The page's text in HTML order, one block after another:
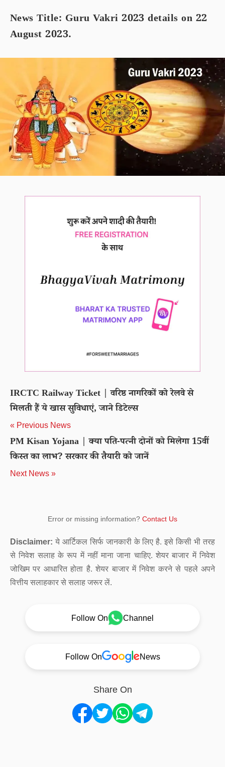
News Title: Guru Vakri 2023 details on 22
August 2023.
IRCTC Railway Ticket | वरिष्ठ नागरिकों को रेलवे से
मिलती हैं ये खास सुविधाएं, जाने डिटेल्स
« Previous News
PM Kisan Yojana | क्या पति-पत्नी दोनों को मिलेगा 15वीं
किस्त का लाभ? सरकार की तैयारी को जानें
Next News »
Error or missing information? Contact Us
Disclaimer: ये आर्टिकल सिर्फ जानकारी के लिए है. इसे किसी भी तरह
से निवेश सलाह के रूप में नहीं माना जाना चाहिए. शेयर बाजार में निवेश
जोखिम पर आधारित होता है. शेयर बाजार में निवेश करने से पहले अपने
वित्तीय सलाहकार से सलाह जरूर लें.
Follow On Channel
Follow On News
Share On